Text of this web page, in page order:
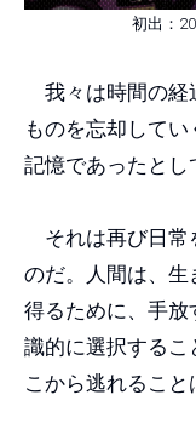
初出：
我々は時間の経
ものを忘却して
記憶であったとし
それは再び日常
のだ。人間は、
得るために、手放
識的に選択する
こから逃れること